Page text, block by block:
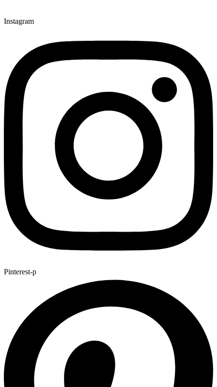
Instagram
Pinterest-p